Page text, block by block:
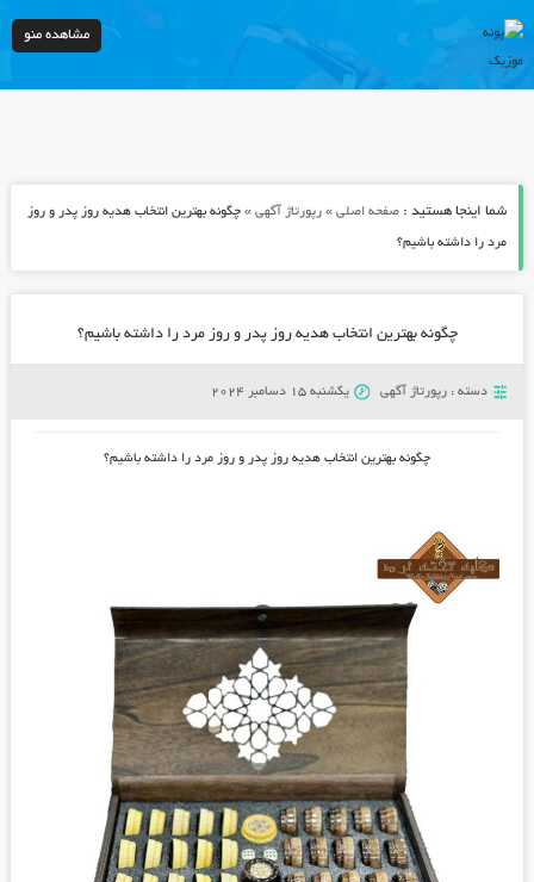
مشاهده منو
شما اینجا هستید : صفحه اصلی» رپورتاژ آگهی» چگونه بهترین انتخاب هدیه روز پدر و روز
مرد را داشته باشیم؟
چگونه بهترین انتخاب هدیه روز پدر و روز مرد را داشته باشیم؟
دسته : رپورتاژ آگهی یکشنبه 15 دسامبر 2024
چگونه بهترین انتخاب هدیه روز پدر و روز مرد را داشته باشیم؟